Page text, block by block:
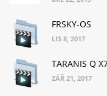
FRSKY-OS
LIS 8, 2017
TARANIS Q
ZÁŘ 21, 2017